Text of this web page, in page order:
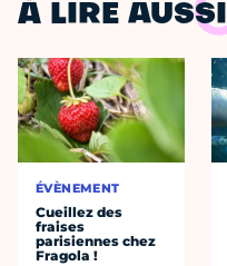
À LIRE AUSSI
ÉVÈNEMENT
Cueillez des
fraises
parisiennes chez
Fragola !